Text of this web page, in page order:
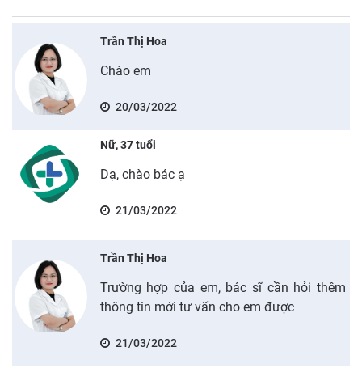
Trần Thị Hoa
Chào em
20/03/2022
Nữ, 37 tuổi
Dạ, chào bác ạ
21/03/2022
Trần Thị Hoa
Trường hợp của em, bác sĩ cần hỏi thêm
thông tin mới tư vấn cho em được
21/03/2022